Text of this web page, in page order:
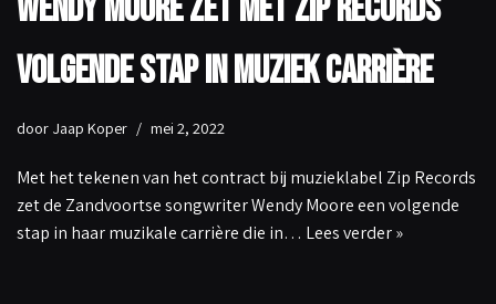
volgende stap in muziek carrière
door Jaap Koper mei 2, 2022
Met het tekenen van het contract bij muzieklabel Zip Records
zet de Zandvoortse songwriter Wendy Moore een volgende
stap in haar muzikale carrière die in… Lees verder »